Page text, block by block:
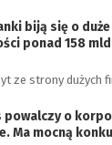
biją się o
ponad 158
ze strony dużych
powalczy o
Ma mocną